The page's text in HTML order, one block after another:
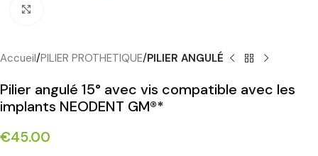
Accueil PILIER PROTHETIQUE PILIER ANGULÉ
Pilier angulé 15° avec vis compatible avec les
implants NEODENT GM®*
€45.00